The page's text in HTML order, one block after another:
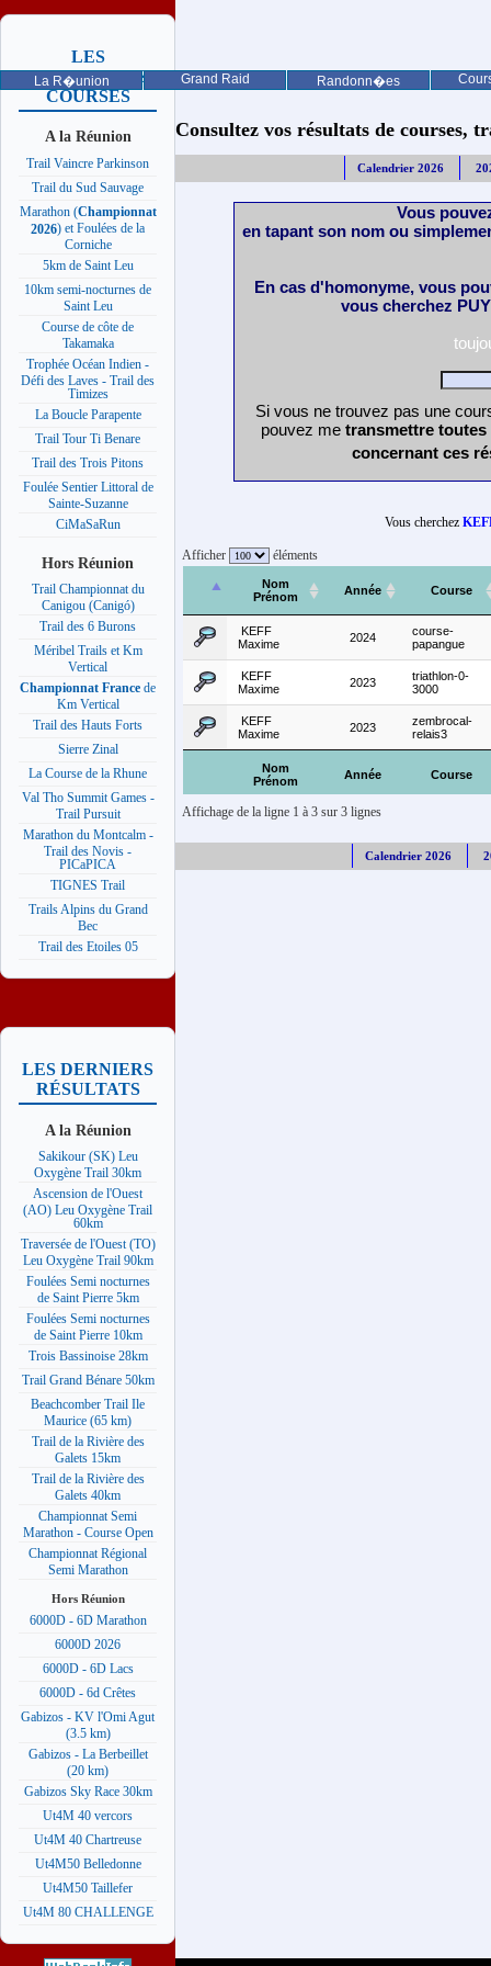
La R�union Grand Raid Randonn�es
LES
PROCHAINES
COURSES
A la Réunion
Trail Vaincre Parkinson
Trail du Sud Sauvage
Marathon (Championnat
2026) et Foulées de la
Corniche
5km de Saint Leu
10km semi-nocturnes de
Saint Leu
Course de côte de
Takamaka
Trophée Océan Indien -
Défi des Laves - Trail des
Timizes
La Boucle Parapente
Trail Tour Ti Benare
Trail des Trois Pitons
Foulée Sentier Littoral de
Sainte-Suzanne
CiMaSaRun
Hors Réunion
Trail Championnat du
Canigou (Canigó)
Trail des 6 Burons
Méribel Trails et Km
Vertical
Championnat France de
Km Vertical
Trail des Hauts Forts
Sierre Zinal
La Course de la Rhune
Val Tho Summit Games -
Trail Pursuit
Marathon du Montcalm -
Trail des Novis -
PICaPICA
TIGNES Trail
Trails Alpins du Grand
Bec
Trail des Etoiles 05
LES DERNIERS
RÉSULTATS
A la Réunion
Sakikour (SK) Leu
Oxygène Trail 30km
Ascension de l'Ouest
(AO) Leu Oxygène Trail
60km
Traversée de l'Ouest (TO)
Leu Oxygène Trail 90km
Foulées Semi nocturnes
de Saint Pierre 5km
Foulées Semi nocturnes
de Saint Pierre 10km
Trois Bassinoise 28km
Trail Grand Bénare 50km
Beachcomber Trail Ile
Maurice (65 km)
Trail de la Rivière des
Galets 15km
Trail de la Rivière des
Galets 40km
Championnat Semi
Marathon - Course Open
Championnat Régional
Semi Marathon
Hors Réunion
6000D - 6D Marathon
6000D 2026
6000D - 6D Lacs
6000D - 6d Crêtes
Gabizos - KV l'Omi Agut
(3.5 km)
Gabizos - La Berbeillet
(20 km)
Gabizos Sky Race 30km
Ut4M 40 vercors
Ut4M 40 Chartreuse
Ut4M50 Belledonne
Ut4M50 Taillefer
Ut4M 80 CHALLENGE
Consultez vos résultats de courses,
Calendrier 2026
Vous
en tapant son nom ou
En cas d'homonyme, vous
vous cherchez
Si vous ne trouvez pas une
pouvez me transmettre
concernant ces
Vous cherchez
Afficher éléments
Nom
Prénom
Année Course
Nom
Prénom
Année Course
KEFF
Maxime
2024
course-
papangue
KEFF
Maxime
2023
triathlon-0-
3000
KEFF
Maxime
2023
zembrocal-
relais3
Affichage de la ligne 1 à 3 sur 3 lignes
Calendrier 2026